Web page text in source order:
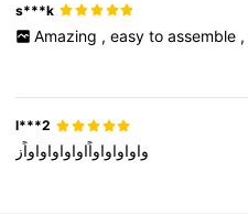
s***k
Amazing , easy to assemble ,
l***2
واواواواواًاواواواواواًز